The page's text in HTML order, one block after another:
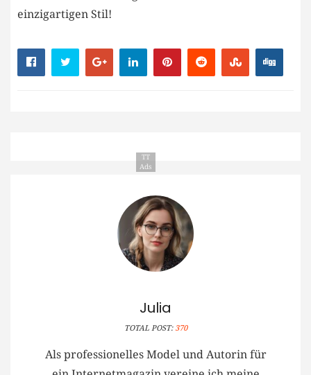
einzigartigen Stil!
TT
Ads
Julia
TOTAL POST: 370
Als professionelles Model und Autorin für